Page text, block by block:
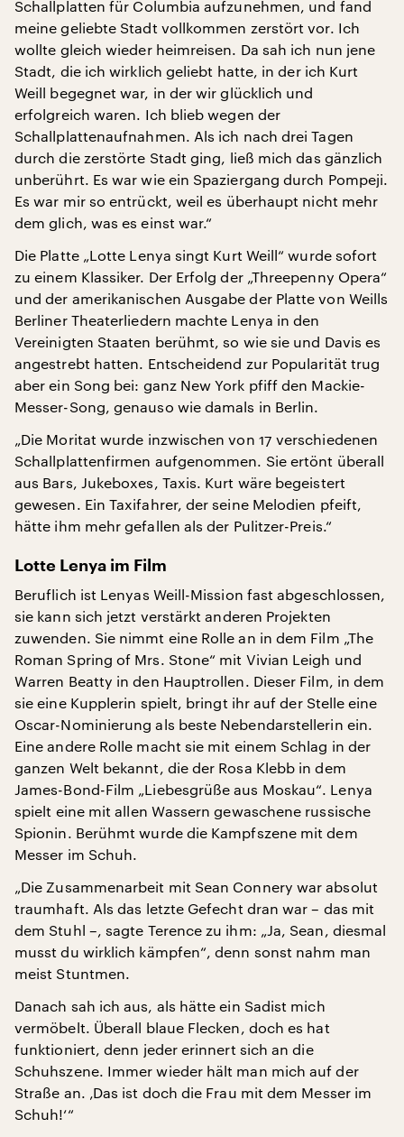
Schallplatten für Columbia aufzunehmen, und fand
meine geliebte Stadt vollkommen zerstört vor. Ich
wollte gleich wieder heimreisen. Da sah ich nun jene
Stadt, die ich wirklich geliebt hatte, in der ich Kurt
Weill begegnet war, in der wir glücklich und
erfolgreich waren. Ich blieb wegen der
Schallplattenaufnahmen. Als ich nach drei Tagen
durch die zerstörte Stadt ging, ließ mich das gänzlich
unberührt. Es war wie ein Spaziergang durch Pompeji.
Es war mir so entrückt, weil es überhaupt nicht mehr
dem glich, was es einst war.“
Die Platte „Lotte Lenya singt Kurt Weill“ wurde sofort
zu einem Klassiker. Der Erfolg der „Threepenny Opera“
und der amerikanischen Ausgabe der Platte von Weills
Berliner Theaterliedern machte Lenya in den
Vereinigten Staaten berühmt, so wie sie und Davis es
angestrebt hatten. Entscheidend zur Popularität trug
aber ein Song bei: ganz New York pfiff den Mackie-
Messer-Song, genauso wie damals in Berlin.
„Die Moritat wurde inzwischen von 17 verschiedenen
Schallplattenfirmen aufgenommen. Sie ertönt überall
aus Bars, Jukeboxes, Taxis. Kurt wäre begeistert
gewesen. Ein Taxifahrer, der seine Melodien pfeift,
hätte ihm mehr gefallen als der Pulitzer-Preis.“
Lotte Lenya im Film
Beruflich ist Lenyas Weill-Mission fast abgeschlossen,
sie kann sich jetzt verstärkt anderen Projekten
zuwenden. Sie nimmt eine Rolle an in dem Film „The
Roman Spring of Mrs. Stone“ mit Vivian Leigh und
Warren Beatty in den Hauptrollen. Dieser Film, in dem
sie eine Kupplerin spielt, bringt ihr auf der Stelle eine
Oscar-Nominierung als beste Nebendarstellerin ein.
Eine andere Rolle macht sie mit einem Schlag in der
ganzen Welt bekannt, die der Rosa Klebb in dem
James-Bond-Film „Liebesgrüße aus Moskau“. Lenya
spielt eine mit allen Wassern gewaschene russische
Spionin. Berühmt wurde die Kampfszene mit dem
Messer im Schuh.
„Die Zusammenarbeit mit Sean Connery war absolut
traumhaft. Als das letzte Gefecht dran war – das mit
dem Stuhl –, sagte Terence zu ihm: „Ja, Sean, diesmal
musst du wirklich kämpfen“, denn sonst nahm man
meist Stuntmen.
Danach sah ich aus, als hätte ein Sadist mich
vermöbelt. Überall blaue Flecken, doch es hat
funktioniert, denn jeder erinnert sich an die
Schuhszene. Immer wieder hält man mich auf der
Straße an. ‚Das ist doch die Frau mit dem Messer im
Schuh!‘“